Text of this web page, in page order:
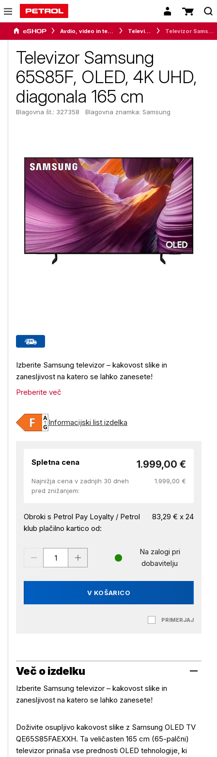
Avdio, video in telefonija Televizorji
Televizor Samsung
65S85F, OLED, 4K UHD,
diagonala 165 cm
Blagovna št.: 327358 Blagovna znamka: Samsung
Izberite Samsung televizor – kakovost slike in
zanesljivost na katero se lahko zanesete!
Preberite več
Informacijski list izdelka
Spletna cena 1.999,00 €
Najnižja cena v zadnjih 30 dneh
pred znižanjem:
1.999,00 €
Obroki s Petrol Pay Loyalty / Petrol
klub plačilno kartico od:
83,29 € x 24
V KOŠARICO
Na zalogi pri
dobavitelju
PRIMERJAJ
Več o izdelku
Izberite Samsung televizor – kakovost slike in
zanesljivost na katero se lahko zanesete!
Doživite osupljivo kakovost slike z Samsung OLED TV
QE65S85FAEXXH. Ta veličasten 165 cm (65-palčni)
televizor prinaša vse prednosti OLED tehnologije, ki